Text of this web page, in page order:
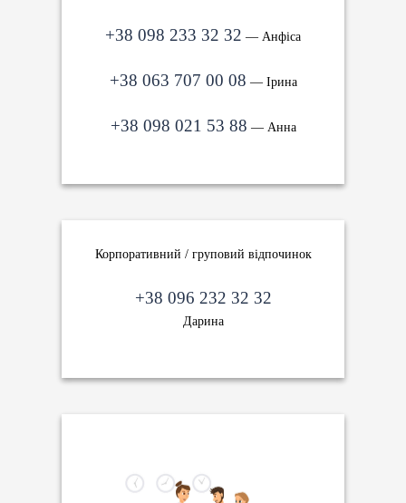
+38 098 233 32 32 — Анфіса
+38 063 707 00 08 — Ірина
+38 098 021 53 88 — Анна
Корпоративний / груповий відпочинок
+38 096 232 32 32
Дарина